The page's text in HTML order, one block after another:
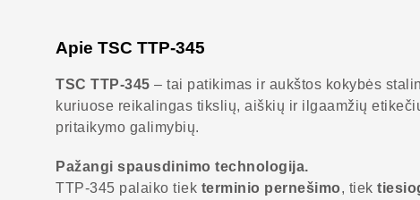
Apie TSC TTP-345
TSC TTP-345 – tai patikimas ir aukštos kokybės
kuriuose reikalingas tikslių, aiškių ir ilgaamžių
pritaikymo galimybių.
Pažangi spausdinimo technologija.
TTP-345 palaiko tiek terminio pernešimo, tiek